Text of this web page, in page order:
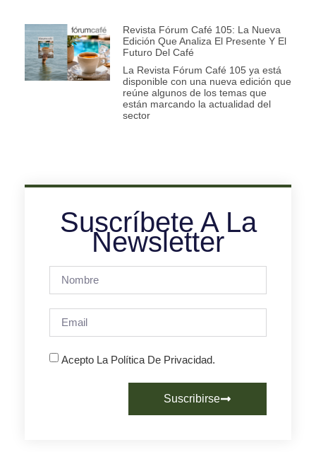
Revista Fórum Café 105: La Nueva
Edición Que Analiza El Presente Y El
Futuro Del Café
La Revista Fórum Café 105 ya está
disponible con una nueva edición que
reúne algunos de los temas que
están marcando la actualidad del
sector
Suscríbete A La
Newsletter
Acepto La Política De Privacidad.
Suscribirse